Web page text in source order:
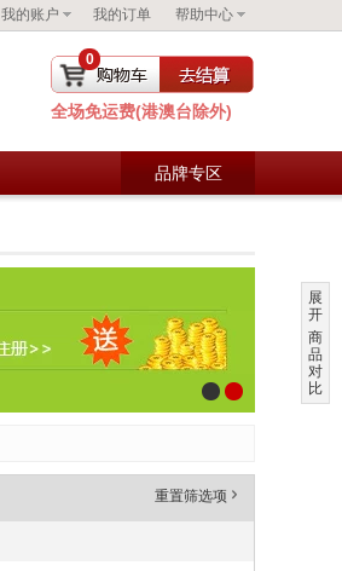
帮助中心
我的订单
我的账户
去购物车结算
0
全场免运费(港澳台除外)
品牌专区
重置筛选项 '
展
开
商
品
对
比